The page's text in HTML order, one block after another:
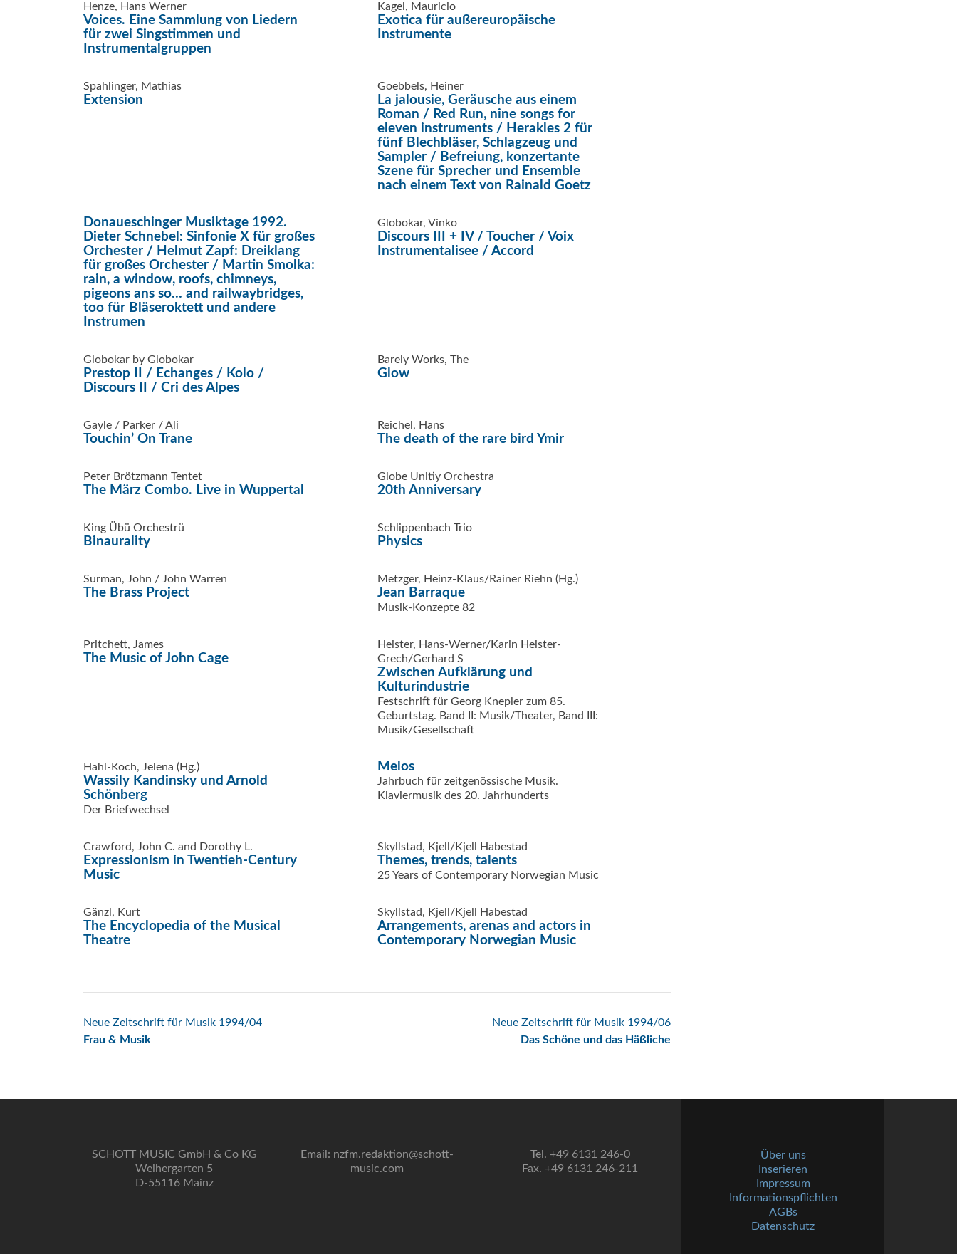
Henze, Hans Werner
Voices. Eine Sammlung von Liedern
für zwei Singstimmen und
Instrumentalgruppen
Kagel, Mauricio
Exotica für außereuropäische
Instrumente
Spahlinger, Mathias
Extension
Goebbels, Heiner
La jalousie, Geräusche aus einem
Roman / Red Run, nine songs for
eleven instruments / Herakles 2 für
fünf Blechbläser, Schlagzeug und
Sampler / Befreiung, konzertante
Szene für Sprecher und Ensemble
nach einem Text von Rainald Goetz
Donaueschinger Musiktage 1992.
Dieter Schnebel: Sinfonie X für großes
Orchester / Helmut Zapf: Dreiklang
für großes Orchester / Martin Smolka:
rain, a window, roofs, chimneys,
pigeons ans so… and railwaybridges,
too für Bläseroktett und andere
Instrumen
Globokar, Vinko
Discours III + IV / Toucher / Voix
Instrumentalisee / Accord
Globokar by Globokar
Prestop II / Echanges / Kolo /
Discours II / Cri des Alpes
Barely Works, The
Glow
Gayle / Parker / Ali
Touchin’ On Trane
Reichel, Hans
The death of the rare bird Ymir
Peter Brötzmann Tentet
The März Combo. Live in Wuppertal
Globe Unitiy Orchestra
20th Anniversary
King Übü Orchestrü
Binaurality
Schlippenbach Trio
Physics
Surman, John / John Warren
The Brass Project
Metzger, Heinz-Klaus/Rainer Riehn (Hg.)
Jean Barraque
Musik-Konzepte 82
Pritchett, James
The Music of John Cage
Heister, Hans-Werner/Karin Heister-
Grech/Gerhard S
Zwischen Aufklärung und
Kulturindustrie
Festschrift für Georg Knepler zum 85.
Geburtstag. Band II: Musik/Theater, Band III:
Musik/Gesellschaft
Hahl-Koch, Jelena (Hg.)
Wassily Kandinsky und Arnold
Schönberg
Der Briefwechsel
Melos
Jahrbuch für zeitgenössische Musik.
Klaviermusik des 20. Jahrhunderts
Crawford, John C. and Dorothy L.
Expressionism in Twentieh-Century
Music
Skyllstad, Kjell/Kjell Habestad
Themes, trends, talents
25 Years of Contemporary Norwegian Music
Gänzl, Kurt
The Encyclopedia of the Musical
Theatre
Skyllstad, Kjell/Kjell Habestad
Arrangements, arenas and actors in
Contemporary Norwegian Music
Beitrags-
Navigation
Neue Zeitschrift für Musik 1994/04
Frau & Musik
Neue Zeitschrift für Musik 1994/06
Das Schöne und das Häßliche
SCHOTT MUSIC GmbH & Co KG
Weihergarten 5
D-55116 Mainz
Email: nzfm.redaktion@schott-
music.com
Tel. +49 6131 246-0
Fax. +49 6131 246-211
Über uns
Inserieren
Impressum
Informationspflichten
AGBs
Datenschutz